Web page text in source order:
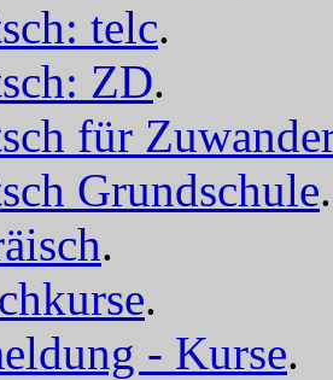
telc.
ZD.
für
Grundschule.
.
.
- Kurse.